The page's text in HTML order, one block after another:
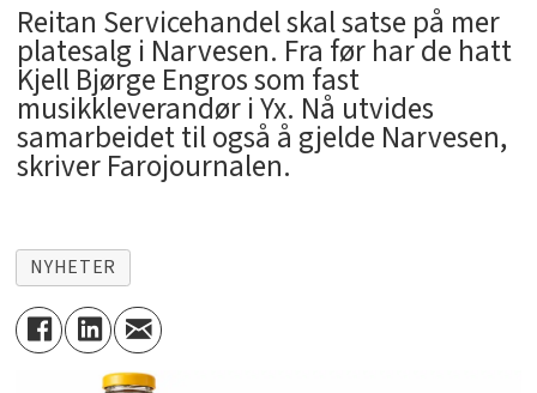
Reitan Servicehandel skal satse på mer
platesalg i Narvesen. Fra før har de hatt
Kjell Bjørge Engros som fast
musikkleverandør i Yx. Nå utvides
samarbeidet til også å gjelde Narvesen,
skriver Farojournalen.
NYHETER